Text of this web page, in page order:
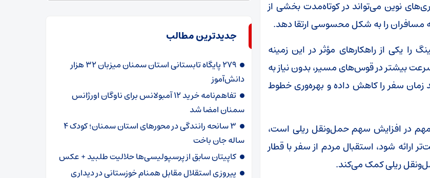
نوین می‌تواند در کوتاه‌مدت بخشی از
مسافران را به شکل محسوسی ارتقا دهد.
را یکی از راهکارهای مؤثر در این زمینه
بیشتر در قوس‌های مسیر، بدون نیاز به
زمان سفر را کاهش داده و بهره‌وری خطوط
مهم در افزایش سهم حمل‌ونقل ریلی است،
ارائه شود، استقبال مردم از سفر با قطار
ریلی کمک می‌کند.
جدیدترین مطالب
۲۷۹ پایگاه تابستانی استان سمنان میزبان ۳۲ هزار
دانش‌آموز
تفاهم‌نامه خرید ۱۲ آمبولانس برای ناوگان اورژانس
سمنان امضا شد
۳ سانحه رانندگی در محورهای استان سمنان؛ کودک ۴
ساله جان باخت
کاپیتان سابق از پرسپولیسی‌ها حلالیت طلبید + عکس
پیروزی استقلال مقابل همنام خوزستانی در دیداری